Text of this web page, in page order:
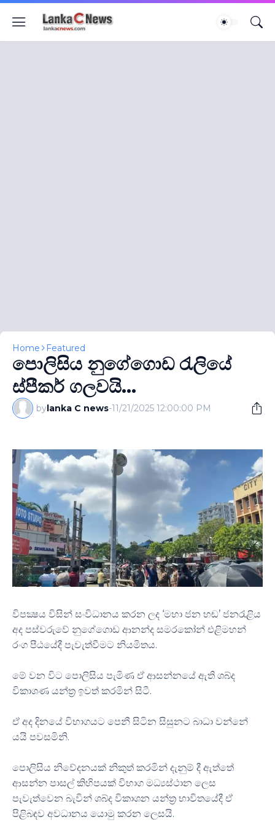
Home Featured
පොලිසිය නුගේගොඩ රැලියේ
ස්පීකර් ගලවයි...
bylanka C news-11/21/2025 12:00:00 PM
විපක්‍ෂය විසින් සංවිධානය කරන ලද ‘මහා ජන හඬ’ ජනරැළිය
අද පස්වරුවේ නුගේගොඩ ආනන්ද සමරකෝන් එළිමහන්
රංග පීඨයේදී පැවැත්වීමට නියමිතය.
මේ වන විට පොලිසිය පැමිණ ඒ ආසන්නයේ ඇති ශබ්ද
විකාශණ යන්ත‍්‍ර ඉවත් කරමින් සිටී.
ඒ අද දිනයේ විභාගයට පෙනී සිටින සිසුනට බාධා වන්නේ
යයි පවසමිනි.
පොලිසිය නිවේදනයක් නිකුත් කරමින් දැනුම් දී ඇත්තේ
ආසන්න පාසල් කිහිපයක් විභාග මධ්‍යස්ථාන ලෙස
පැවැත්වෙන බැවින් ශබ්ද විකාශන යන්ත්‍ර භාවිතයේදී ඒ
පිළිබඳව අවධානය යොමු කරන ලෙසයි.